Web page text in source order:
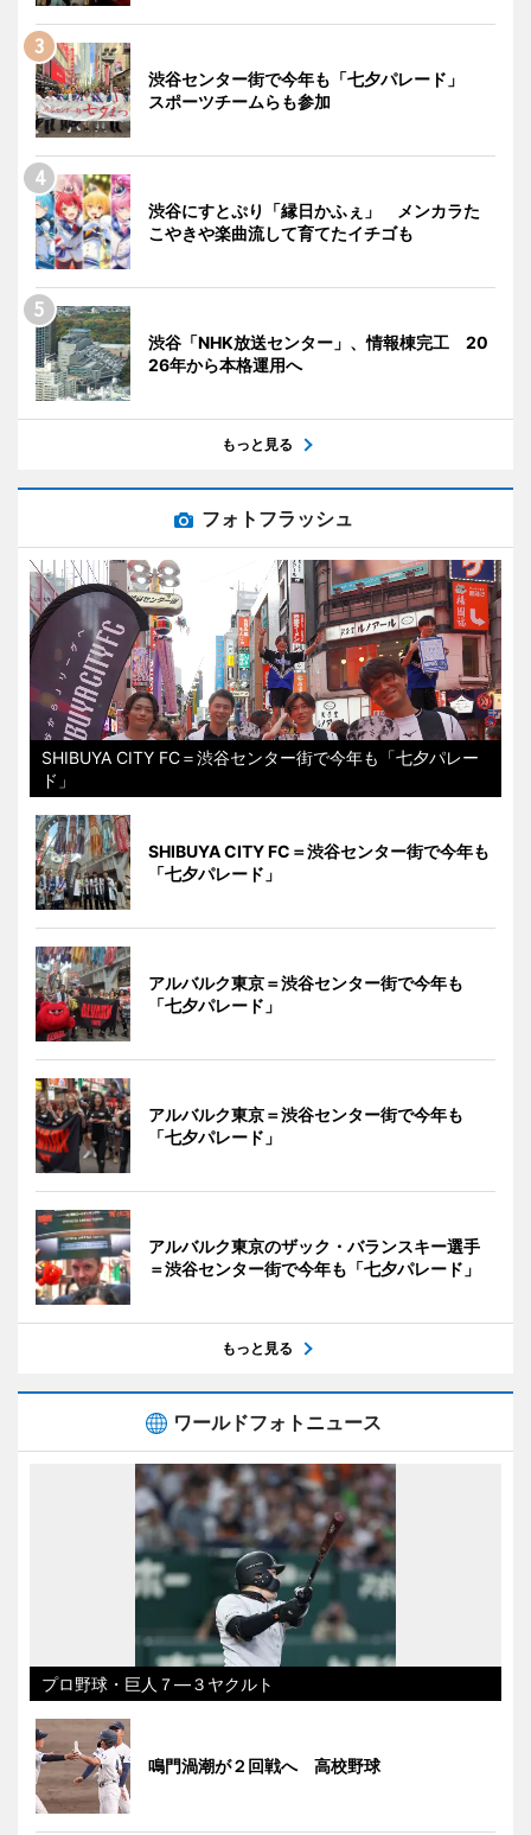
渋谷センター街で今年も「七夕パレード」
スポーツチームらも参加
渋谷にすとぷり「縁日かふぇ」 メンカラた
こやきや楽曲流して育てたイチゴも
渋谷「NHK放送センター」、情報棟完工 20
26年から本格運用へ
もっと見る
フォトフラッシュ
SHIBUYA CITY FC＝渋谷センター街で今年も「七夕パレー
ド」
SHIBUYA CITY FC＝渋谷センター街で今年も
「七夕パレード」
アルバルク東京＝渋谷センター街で今年も
「七夕パレード」
アルバルク東京＝渋谷センター街で今年も
「七夕パレード」
アルバルク東京のザック・バランスキー選手
＝渋谷センター街で今年も「七夕パレード」
もっと見る
ワールドフォトニュース
プロ野球・巨人７―３ヤクルト
鳴門渦潮が２回戦へ 高校野球